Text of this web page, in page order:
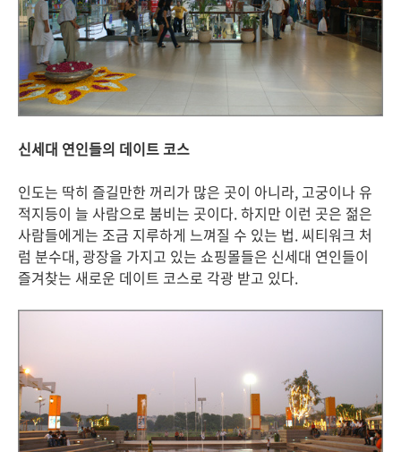
신세대 연인들의 데이트 코스
인도는 딱히 즐길만한 꺼리가 많은 곳이 아니라, 고궁이나 유
적지등이 늘 사람으로 붐비는 곳이다. 하지만 이런 곳은 젊은
사람들에게는 조금 지루하게 느껴질 수 있는 법. 씨티워크 처
럼 분수대, 광장을 가지고 있는 쇼핑몰들은 신세대 연인들이
즐겨찾는 새로운 데이트 코스로 각광 받고 있다.